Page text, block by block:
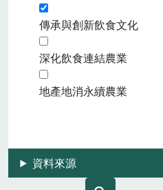
傳承與創新飲食文化
深化飲食連結農業
地產地消永續農業
資料來源